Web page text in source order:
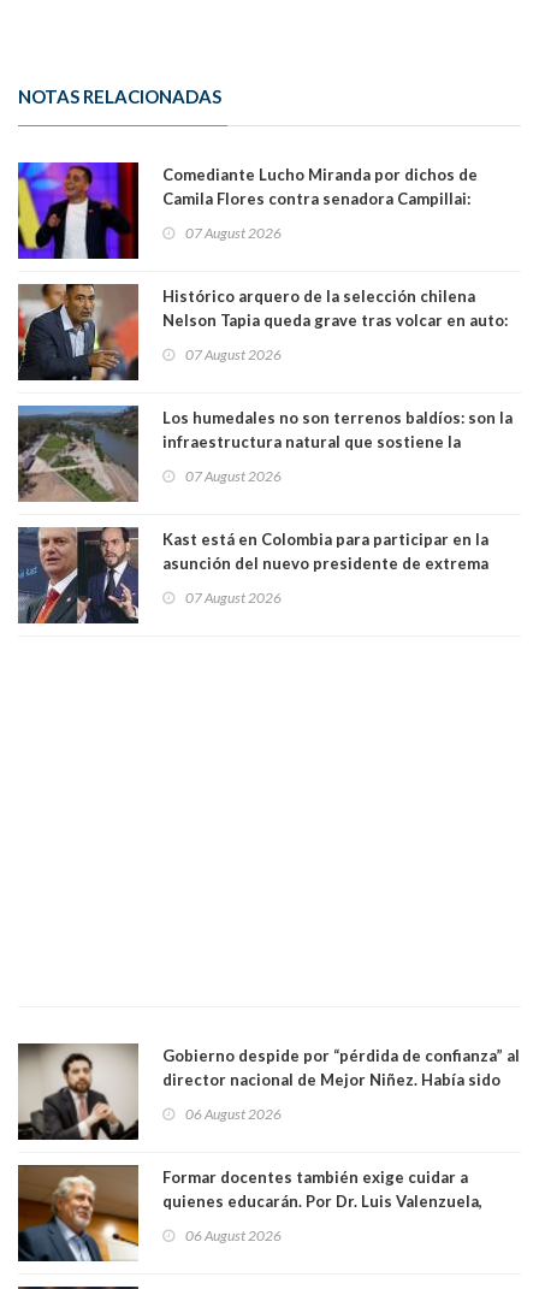
NOTAS RELACIONADAS
Comediante Lucho Miranda por dichos de
Camila Flores contra senadora Campillai:
forma de quitar dignidad"
07 August 2026
Histórico arquero de la selección chilena
Nelson Tapia queda grave tras volcar en auto:
07 August 2026
Los humedales no son terrenos baldíos: son la
infraestructura natural que sostiene la
07 August 2026
Kast está en Colombia para participar en la
asunción del nuevo presidente de extrema
07 August 2026
Gobierno despide por “pérdida de confianza” al
director nacional de Mejor Niñez. Había sido
06 August 2026
Formar docentes también exige cuidar a
quienes educarán. Por Dr. Luis Valenzuela,
Académicos U. Católica Silva Henríquez
06 August 2026